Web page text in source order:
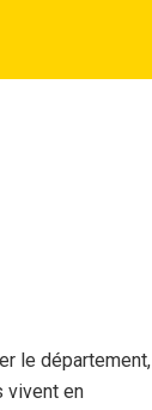
le département,
vivent en